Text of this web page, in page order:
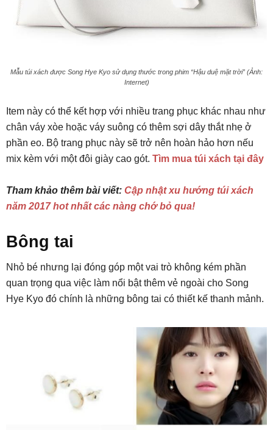
Mẫu túi xách được Song Hye Kyo sử dụng thước trong phim “Hậu duệ mặt trời” (Ảnh:
Internet)
Item này có thể kết hợp với nhiều trang phục khác nhau như
chân váy xòe hoặc váy suông có thêm sợi dây thắt nhẹ ở
phần eo. Bộ trang phục này sẽ trở nên hoàn hảo hơn nếu
mix kèm với một đôi giày cao gót. Tìm mua túi xách tại đây
Tham khảo thêm bài viết: Cập nhật xu hướng túi xách
năm 2017 hot nhất các nàng chớ bỏ qua!
Bông tai
Nhỏ bé nhưng lại đóng góp một vai trò không kém phần
quan trọng qua việc làm nổi bật thêm vẻ ngoài cho Song
Hye Kyo đó chính là những bông tai có thiết kế thanh mảnh.